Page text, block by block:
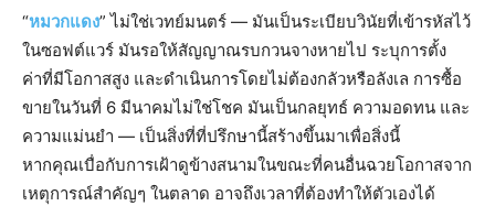
“หมวกแดง” ไม่ใช่เวทย์มนตร์ — มันเป็นระเบียบวินัยที่เข้ารหัสไว้
ในซอฟต์แวร์ มันรอให้สัญญาณรบกวนจางหายไป ระบุการตั้ง
ค่าที่มีโอกาสสูง และดำเนินการโดยไม่ต้องกลัวหรือลังเล การซื้อ
ขายในวันที่ 6 มีนาคมไม่ใช่โชค มันเป็นกลยุทธ์ ความอดทน และ
ความแม่นยำ — เป็นสิ่งที่ที่ปรึกษานี้สร้างขึ้นมาเพื่อสิ่งนี้
หากคุณเบื่อกับการเฝ้าดูข้างสนามในขณะที่คนอื่นฉวยโอกาสจาก
เหตุการณ์สำคัญๆ ในตลาด อาจถึงเวลาที่ต้องทำให้ตัวเองได้